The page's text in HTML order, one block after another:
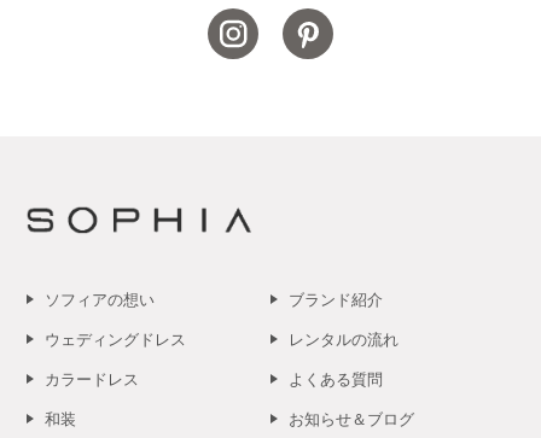
ソフィアの想い
ウェディングドレス
カラードレス
和装
ブランド紹介
レンタルの流れ
よくある質問
お知らせ＆ブログ